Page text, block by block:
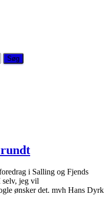
i Salling og Fjends
jeg vil
ønsker det. mvh Hans Dyrk